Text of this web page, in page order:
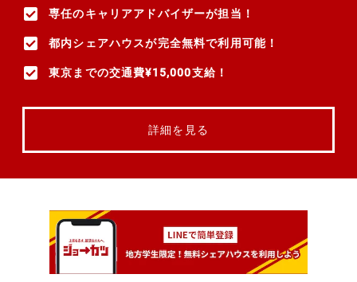
専任のキャリアアドバイザーが担当！
都内シェアハウスが完全無料で利用可能！
東京までの交通費¥15,000支給！
詳細を見る